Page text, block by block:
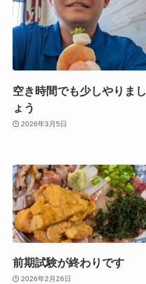
空き時間でも少しやりまし
ょう
2026年3月5日
前期試験が終わりです
2026年2月26日